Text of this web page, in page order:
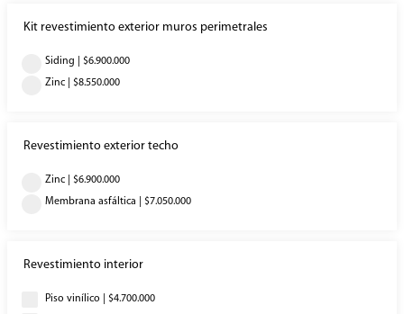
Kit revestimiento exterior muros perimetrales
Siding | $6.900.000
Zinc | $8.550.000
Revestimiento exterior techo
Zinc | $6.900.000
Membrana asfáltica | $7.050.000
Revestimiento interior
Piso vinílico | $4.700.000